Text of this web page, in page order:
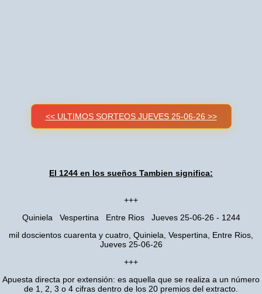
<< ULTIMOS SORTEOS JUEVES 25-06-26 >>
El 1244 en los sueños Tambien significa:
+++
Quiniela Vespertina Entre Rios Jueves 25-06-26 - 1244
mil doscientos cuarenta y cuatro, Quiniela, Vespertina, Entre Rios,
Jueves 25-06-26
+++
Apuesta directa por extensión: es aquella que se realiza a un número
de 1, 2, 3 o 4 cifras dentro de los 20 premios del extracto.